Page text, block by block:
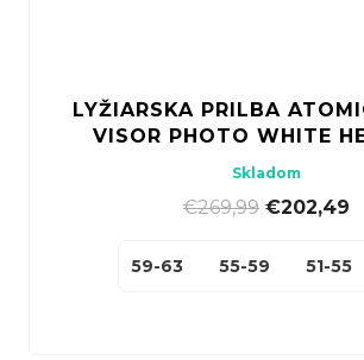
LYŽIARSKA PRILBA
VISOR PHOTO WHITE
Skladom
€269,99 €202,49
59-63 55-59 51-55